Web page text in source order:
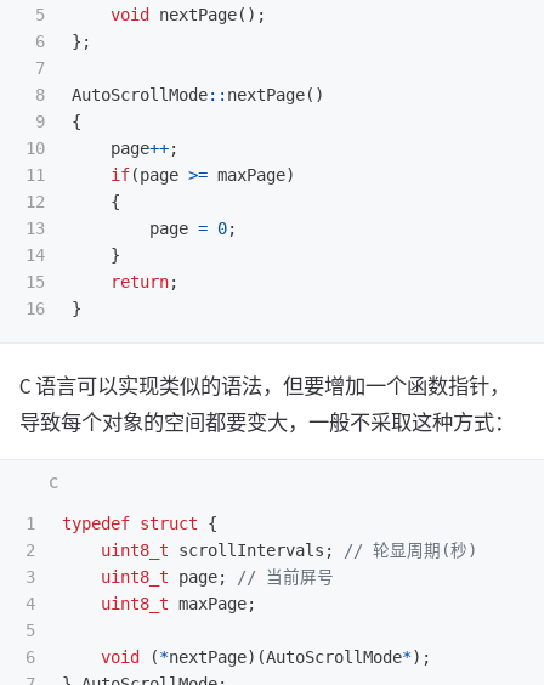
5
6
7
8
9
10
11
12
13
14
15
void
nextPage();
};
AutoScrollMode:: nextPage()
{
page++;
if(page >= maxPage)
{
page = 0;
}
return;
}
C 语言可以实现类似的语法，但要增加一个函数指针，
导致每个对象的空间都要变大，一般不采取这种方式：
1
2
3
4
5
6
typedef struct
{
uint8_t
scrollIntervals ;
// 轮显周期(秒)
uint8_t
page;
// 当前屏号
uint8_t maxPage;
void (*nextPage)(AutoScrollMode*);